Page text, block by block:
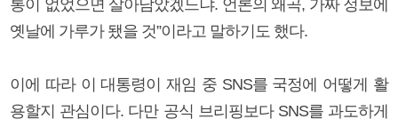
통이 없었으면 살아남았겠느냐. 언론의 왜곡, 가짜 정보에
옛날에 가루가 됐을 것”이라고 말하기도 했다.
이에 따라 이 대통령이 재임 중 SNS를 국정에 어떻게 활
용할지 관심이다. 다만 공식 브리핑보다 SNS를 과도하게